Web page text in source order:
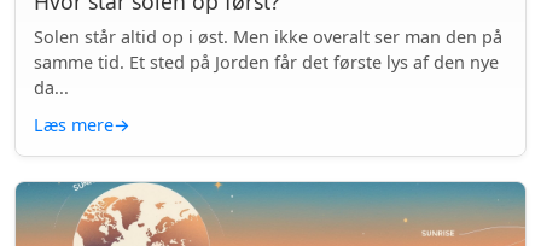
Solen står altid op i øst. Men ikke overalt ser man den på
samme tid. Et sted på Jorden får det første lys af den nye
da...
Læs mere→